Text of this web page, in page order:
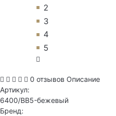
2
3
4
5
0 отзывов Описание
Артикул:
6400/BB5-бежевый
Бренд: